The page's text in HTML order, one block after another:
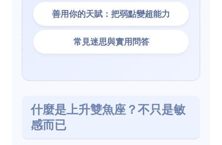
善用你的天賦：把弱點變超能力
常見迷思與實用問答
什麼是上升雙魚座？不只是敏
感而已